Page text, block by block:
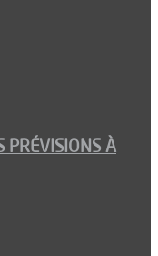
PRÉVISIONS À